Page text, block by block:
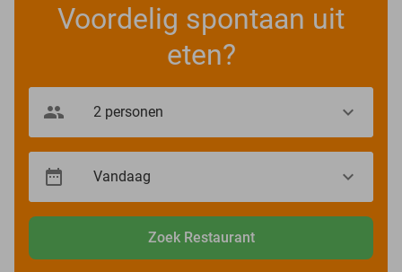
Voordelig spontaan uit
eten?
Zoek Restaurant